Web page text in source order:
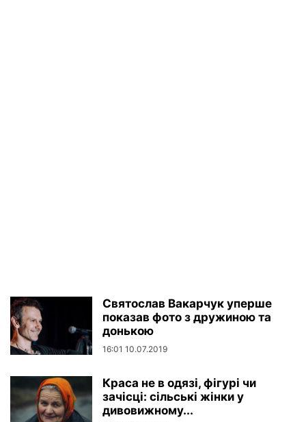
Святослав Вакарчук уперше
показав фото з дружиною та
донькою
16:01 10.07.2019
Краса не в одязі, фігурі чи
зачісці: сільські жінки у
дивовижному...